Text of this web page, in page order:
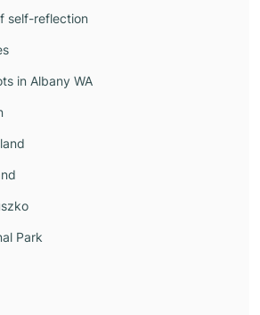
self-reflection
in Albany WA
Park